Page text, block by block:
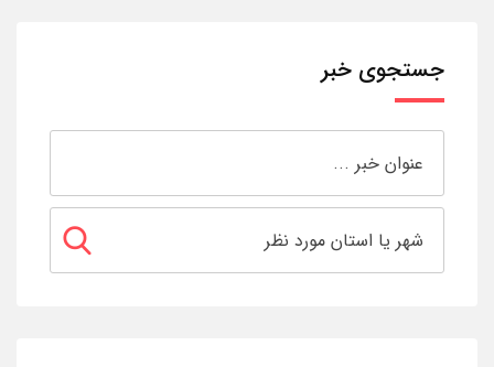
جستجوی خبر